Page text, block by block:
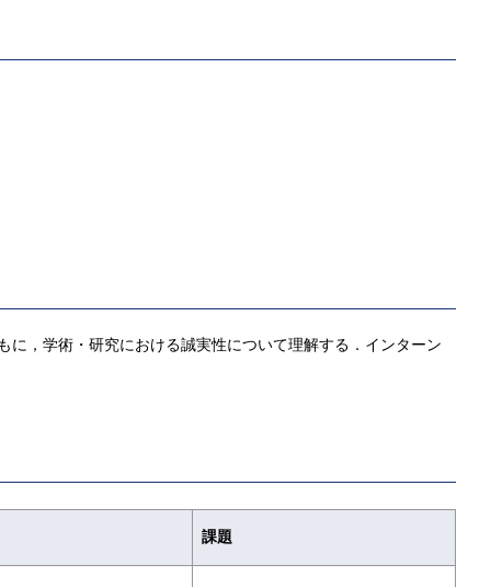
に，学術・研究における誠実性について理解する．インターン
課題